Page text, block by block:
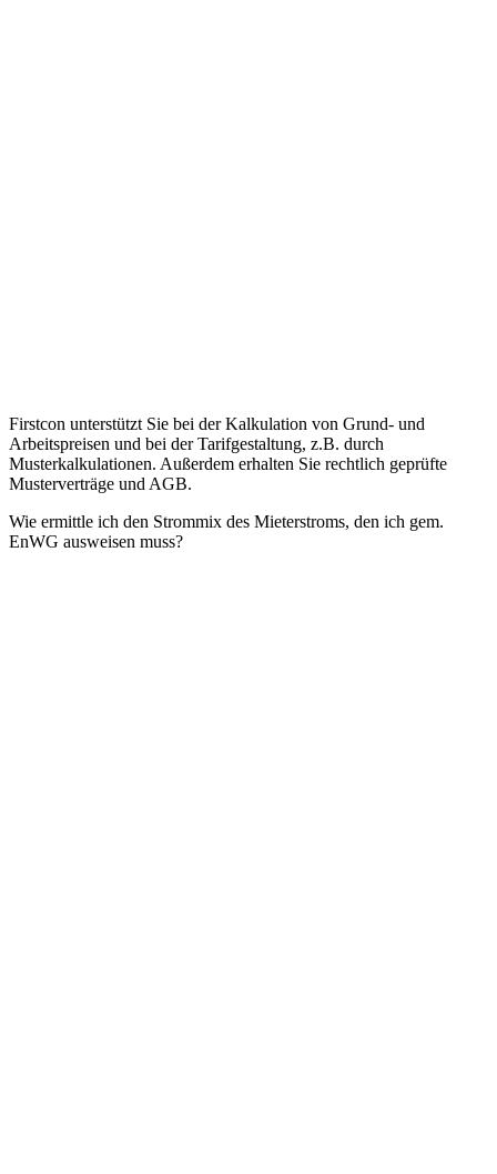
Firstcon unterstützt Sie bei der Kalkulation von Grund- und
Arbeitspreisen und bei der Tarifgestaltung, z.B. durch
Musterkalkulationen. Außerdem erhalten Sie rechtlich geprüfte
Musterverträge und AGB.
Wie ermittle ich den Strommix des Mieterstroms, den ich gem.
EnWG ausweisen muss?